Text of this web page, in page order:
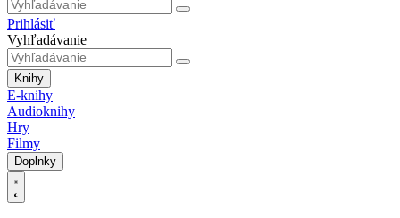
Prihlásiť
Vyhľadávanie
Knihy
E-knihy
Audioknihy
Hry
Filmy
Doplnky